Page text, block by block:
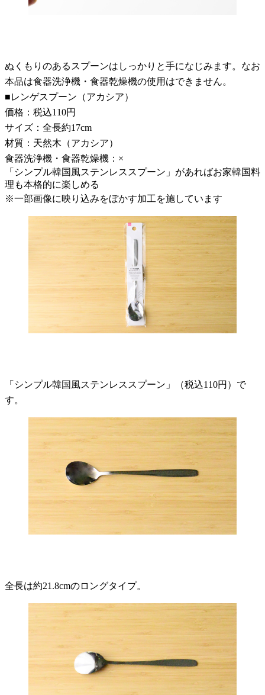
ぬくもりのあるスプーンはしっかりと手になじみます。なお
本品は食器洗浄機・食器乾燥機の使用はできません。
■レンゲスプーン（アカシア）
価格：税込110円
サイズ：全長約17cm
材質：天然木（アカシア）
食器洗浄機・食器乾燥機：×
「シンプル韓国風ステンレススプーン」があればお家韓国料
理も本格的に楽しめる
※一部画像に映り込みをぼかす加工を施しています
「シンプル韓国風ステンレススプーン」（税込110円）で
す。
全長は約21.8cmのロングタイプ。